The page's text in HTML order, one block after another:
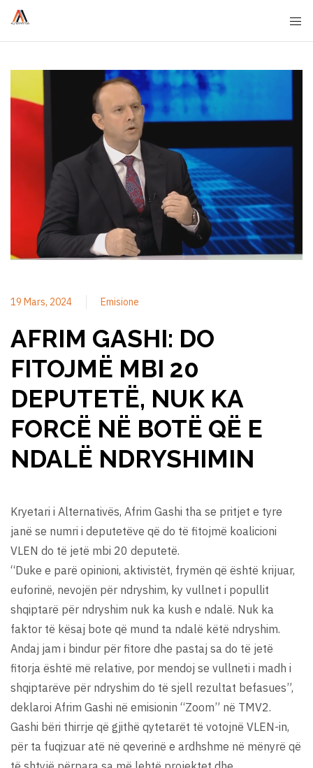
19 Mars, 2024 Emisione
AFRIM GASHI: DO
FITOJMË MBI 20
DEPUTETË, NUK KA
FORCË NË BOTË QË E
NDALË NDRYSHIMIN
Kryetari i Alternativës, Afrim Gashi tha se pritjet e tyre
janë se numri i deputetëve që do të fitojmë koalicioni
VLEN do të jetë mbi 20 deputetë.
“Duke e parë opinioni, aktivistët, frymën që është krijuar,
euforinë, nevojën për ndryshim, ky vullnet i popullit
shqiptarë për ndryshim nuk ka kush e ndalë. Nuk ka
faktor të kësaj bote që mund ta ndalë këtë ndryshim.
Andaj jam i bindur për fitore dhe pastaj sa do të jetë
fitorja është më relative, por mendoj se vullneti i madh i
shqiptarëve për ndryshim do të sjell rezultat befasues”,
deklaroi Afrim Gashi në emisionin “Zoom” në TMV2.
Gashi bëri thirrje që gjithë qytetarët të votojnë VLEN-in,
për ta fuqizuar atë në qeverinë e ardhshme në mënyrë që